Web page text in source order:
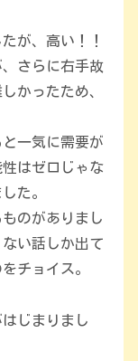
が、高い！！
さらに右手故
かったため、
一気に需要が
はゼロじゃな
た。
のがありまし
い話しか出て
チョイス。
じまりまし